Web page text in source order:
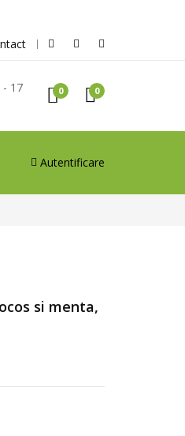
- 17 0 0
Autentificare
si menta,